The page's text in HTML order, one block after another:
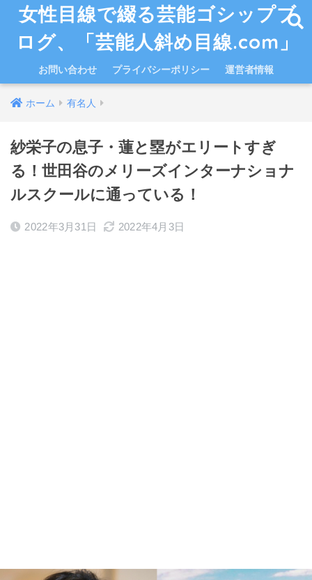
女性目線で綴る芸能ゴシップブ
ログ、「芸能人斜め目線.com」
お問い合わせ プライバシーポリシー 運営者情報
ホーム 有名人
紗栄子の息子・蓮と塁がエリートすぎ
る！世田谷のメリーズインターナショナ
ルスクールに通っている！
2022年3月31日 2022年4月3日